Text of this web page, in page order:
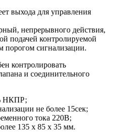
выхода для управления
непрерывного действия,
подачей контролируемой
сигнализации.
контролировать
и соединительного
НКПР;
не более 15сек;
тока 220В;
135 х 85 х 35 мм.